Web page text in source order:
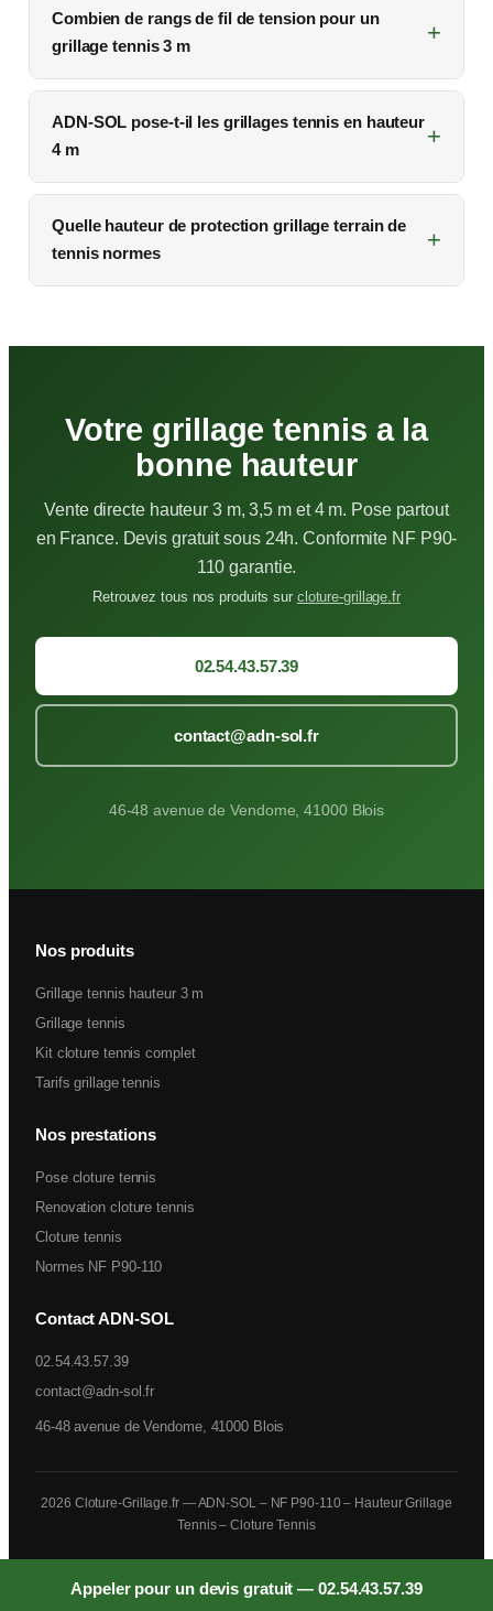
Combien de rangs de fil de tension pour un
grillage tennis 3 m
ADN-SOL pose-t-il les grillages tennis en hauteur
4 m
Quelle hauteur de protection grillage terrain de
tennis normes
Votre grillage tennis a la
bonne hauteur
Vente directe hauteur 3 m, 3,5 m et 4 m. Pose partout
en France. Devis gratuit sous 24h. Conformite NF P90-
110 garantie.
Retrouvez tous nos produits sur cloture-grillage.fr
02.54.43.57.39
contact@adn-sol.fr
46-48 avenue de Vendome, 41000 Blois
Nos produits
Grillage tennis hauteur 3 m
Grillage tennis
Kit cloture tennis complet
Tarifs grillage tennis
Nos prestations
Pose cloture tennis
Renovation cloture tennis
Cloture tennis
Normes NF P90-110
Contact ADN-SOL
02.54.43.57.39
contact@adn-sol.fr
46-48 avenue de Vendome, 41000 Blois
2026 Cloture-Grillage.fr— ADN-SOL – NF P90-110 – Hauteur Grillage
Tennis – Cloture Tennis
Appeler pour un devis gratuit — 02.54.43.57.39